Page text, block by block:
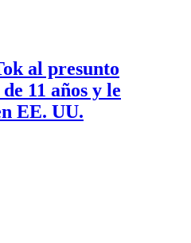
al presunto
11 años y le
EE. UU.